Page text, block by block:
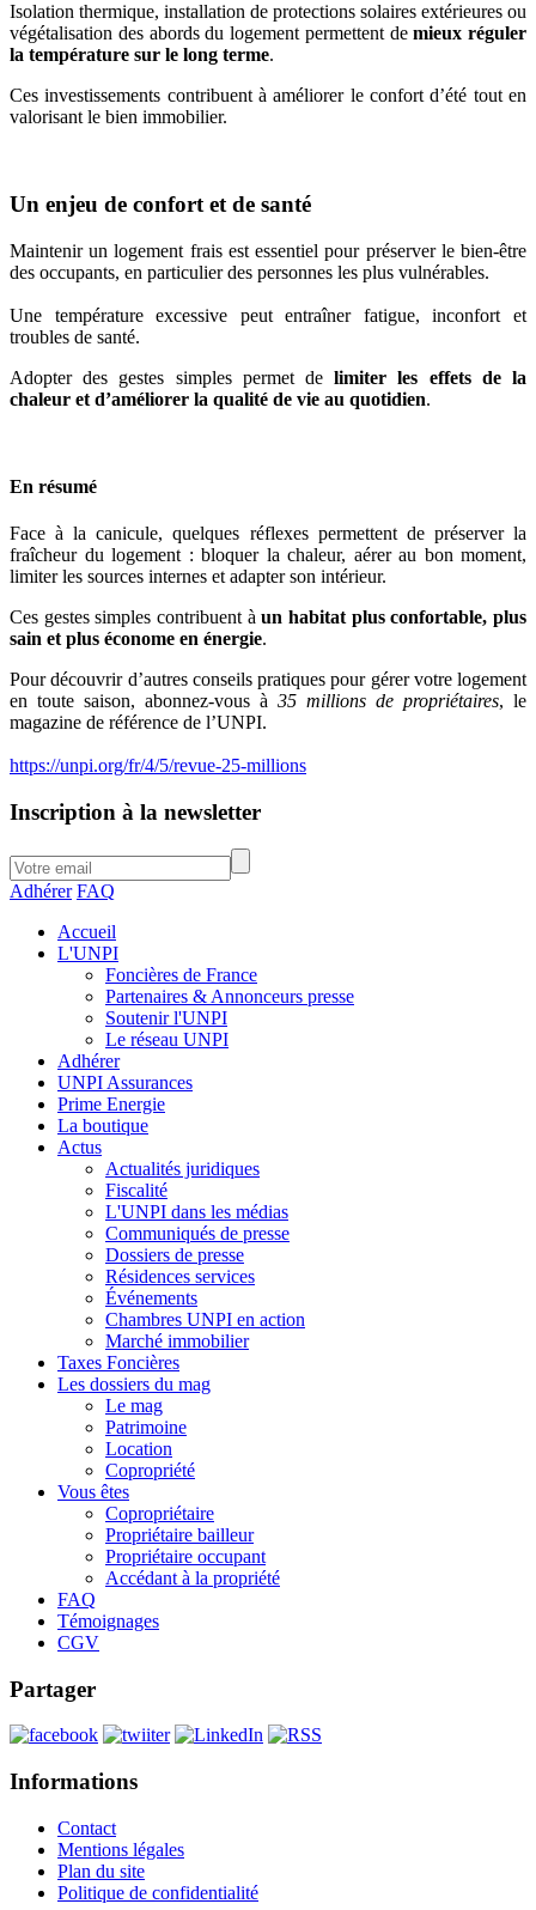
Isolation thermique, installation de protections solaires extérieures ou
végétalisation des abords du logement permettent demieux réguler
la température sur le long terme.
Ces investissements contribuent à améliorer le confort d’été tout en
valorisant le bien immobilier.
Un enjeu de confort et de santé
Maintenir un logement frais est essentiel pour préserver le bien-être
des occupants, en particulier des personnes les plus vulnérables.
Une température excessive peut entraîner fatigue, inconfort et
troubles de santé.
Adopter des gestes simples permet delimiter les effets de la
chaleur et d’améliorer la qualité de vie au quotidien.
En résumé
Face à la canicule, quelques réflexes permettent de préserver la
fraîcheur du logement : bloquer la chaleur, aérer au bon moment,
limiter les sources internes et adapter son intérieur.
Ces gestes simples contribuent àun habitat plus confortable, plus
sain et plus économe en énergie.
Pour découvrir d’autres conseils pratiques pour gérer votre logement
en toute saison, abonnez-vous à 35 millions de propriétaires, le
magazine de référence de l’UNPI.
https://unpi.org/fr/4/5/revue-25-millions
Inscription à la newsletter
Adhérer FAQ
Accueil
L'UNPI
Foncières de France
Partenaires & Annonceurs presse
Soutenir l'UNPI
Le réseau UNPI
Adhérer
UNPI Assurances
Prime Energie
La boutique
Actus
Actualités juridiques
Fiscalité
L'UNPI dans les médias
Communiqués de presse
Dossiers de presse
Résidences services
Événements
Chambres UNPI en action
Marché immobilier
Taxes Foncières
Les dossiers du mag
Le mag
Patrimoine
Location
Copropriété
Vous êtes
Copropriétaire
Propriétaire bailleur
Propriétaire occupant
Accédant à la propriété
FAQ
Témoignages
CGV
Partager
Informations
Contact
Mentions légales
Plan du site
Politique de confidentialité